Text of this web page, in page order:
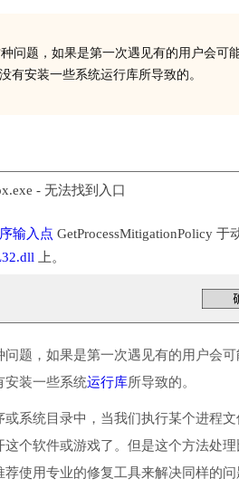
问题，如果是第一次遇见有的用户会可
有安装一些系统运行库所导致的。
- 无法找到入口
输入点 GetProcessMitigationPolicy 于
上。
题，如果是第一次遇见有的用户会
安装一些系统运行库所导致的。
系统目录中，当我们执行某个进程
个软件或游戏了。但是这个方法处
使用专业的修复工具来解决同样的问